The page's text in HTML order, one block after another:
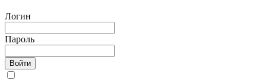
Логин
Пароль